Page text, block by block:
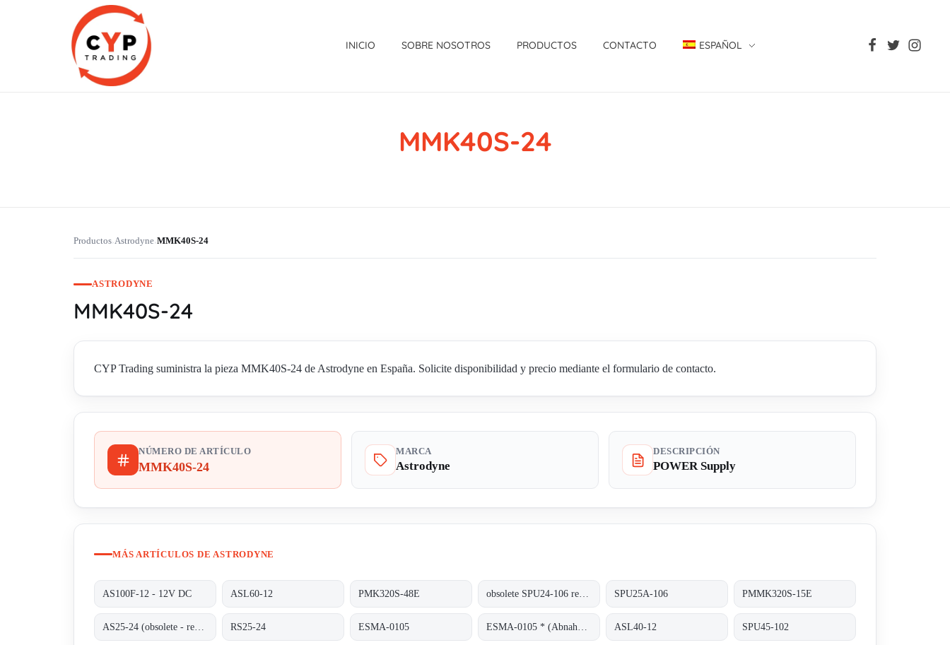
INICIO SOBRE NOSOTROS PRODUCTOS CONTACTO ESPAÑOL
MMK40S-24
Productos›Astrodyne›MMK40S-24
ASTRODYNE
MMK40S-24
CYP Trading suministra la pieza MMK40S-24 de Astrodyne en España. Solicite disponibilidad y precio mediante el formulario de contacto.
NÚMERO DE ARTÍCULO
MMK40S-24
MARCA
Astrodyne
DESCRIPCIÓN
POWER Supply
MÁS ARTÍCULOS DE ASTRODYNE
AS100F-12 - 12V DC ASL60-12 PMK320S-48E SPU25A-106 PMMK320S-15E
RS25-24 ESMA-0105 ASL40-12 SPU45-102